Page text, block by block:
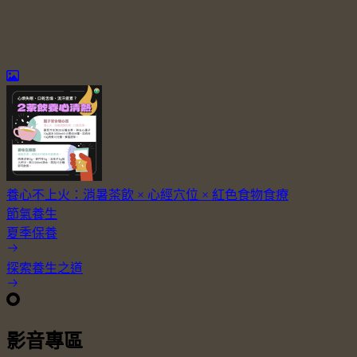
養心不上火：消暑茶飲 × 心經穴位 × 紅色食物食療
節氣養生
夏季保養
探索養生之道
影音專區